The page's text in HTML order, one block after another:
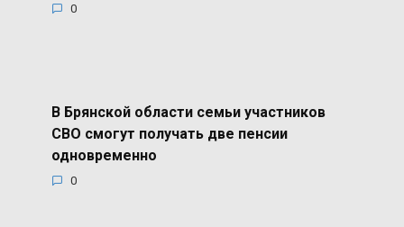
0
В Брянской области семьи участников
СВО смогут получать две пенсии
одновременно
0